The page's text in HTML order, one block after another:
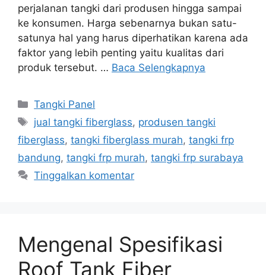
perjalanan tangki dari produsen hingga sampai
ke konsumen. Harga sebenarnya bukan satu-
satunya hal yang harus diperhatikan karena ada
faktor yang lebih penting yaitu kualitas dari
produk tersebut. … Baca Selengkapnya
Kategori
Tangki Panel
Tag
jual tangki fiberglass, produsen tangki
fiberglass, tangki fiberglass murah, tangki frp
bandung, tangki frp murah, tangki frp surabaya
Tinggalkan komentar
Mengenal Spesifikasi
Roof Tank Fiber